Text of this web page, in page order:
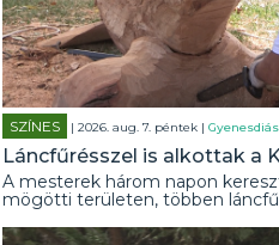
SZÍNES | 2026. aug. 7. péntek |Gyenesdiás
Láncfűrésszel is alkottak a
A mesterek három napon
mögötti területen, többen